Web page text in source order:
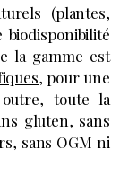
(plantes,
la gamme est
, pour une
toute la
gluten, sans
sans OGM ni